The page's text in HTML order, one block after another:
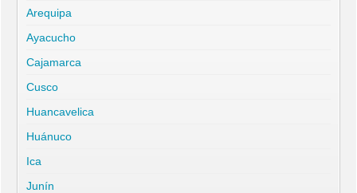
Arequipa
Ayacucho
Cajamarca
Cusco
Huancavelica
Huánuco
Ica
Junín